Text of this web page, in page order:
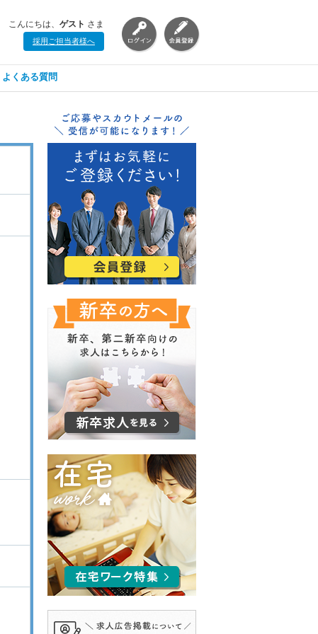
こんにちは、 ゲスト さま
採用ご担当者様へ
よくある質問